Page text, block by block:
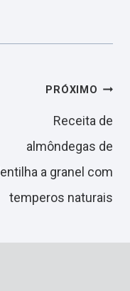
PRÓXIMO
Receita de
almôndegas de
lentilha a granel com
temperos naturais